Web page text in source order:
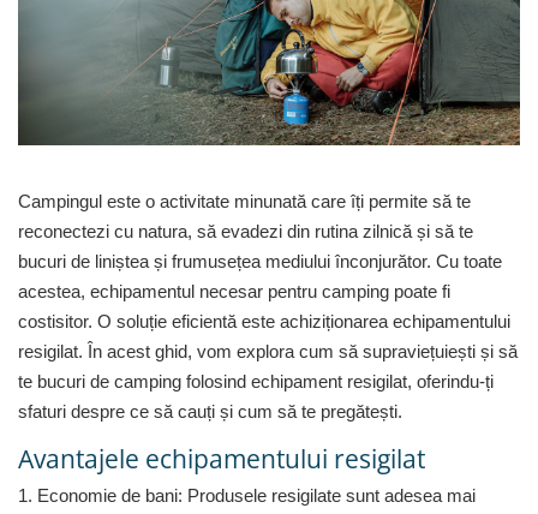
Curatenie si intretinere
Hobby-uri creative
Iluminat & Electrice
Kit-uri automatizari porti si usi
Mobila dormitor
Mobila gradina & terasa
Mobila Living & Dining
Organizare si depozitare
Rafturi
Sanitare
Silicon, spume si solutii tehnice
Sisteme Incalzire
Campingul este o activitate minunată care îți permite să te
reconectezi cu natura, să evadezi din rutina zilnică și să te
bucuri de liniștea și frumusețea mediului înconjurător. Cu toate
acestea, echipamentul necesar pentru camping poate fi
costisitor. O soluție eficientă este achiziționarea echipamentului
resigilat. În acest ghid, vom explora cum să supraviețuiești și să
te bucuri de camping folosind echipament resigilat, oferindu-ți
sfaturi despre ce să cauți și cum să te pregătești.
Avantajele echipamentului resigilat
1. Economie de bani: Produsele resigilate sunt adesea mai